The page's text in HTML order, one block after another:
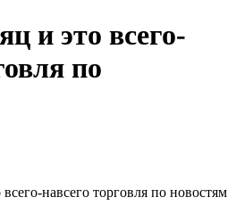
и это всего-
по
навсего торговля по новостям